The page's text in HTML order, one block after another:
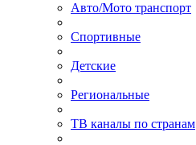
Авто/Мото транспорт
Спортивные
Детские
Региональные
ТВ каналы по странам